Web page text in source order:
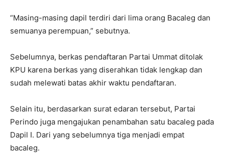
“Masing-masing dapil terdiri dari lima orang Bacaleg dan
semuanya perempuan,” sebutnya.
Sebelumnya, berkas pendaftaran Partai Ummat ditolak
KPU karena berkas yang diserahkan tidak lengkap dan
sudah melewati batas akhir waktu pendaftaran.
Selain itu, berdasarkan surat edaran tersebut, Partai
Perindo juga mengajukan penambahan satu bacaleg pada
Dapil I. Dari yang sebelumnya tiga menjadi empat
bacaleg.